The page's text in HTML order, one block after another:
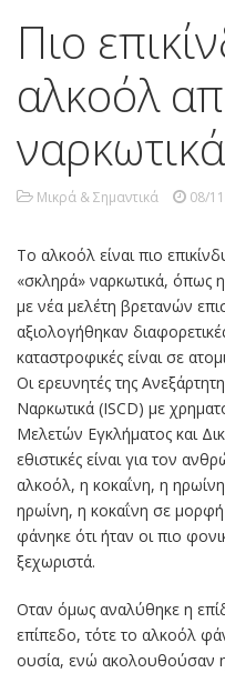
Πιο
αλκοόλ
ναρκωτικά
Μικρά & Σημαντικά 08/
Το αλκοόλ είναι πιο
«σκληρά» ναρκωτικά, όπως
με νέα μελέτη βρετανών
αξιολογήθηκαν
καταστροφικές είναι σε
Οι ερευνητές της
Ναρκωτικά (ΙSCD) με
Μελετών Εγκλήματος και
εθιστικές είναι για τον
αλκοόλ, η κοκαΐνη, η
ηρωίνη, η κοκαΐνη σε μορφή
φάνηκε ότι ήταν οι πιο
ξεχωριστά.
Οταν όμως αναλύθηκε η
επίπεδο, τότε το αλκοόλ
ουσία, ενώ ακολουθούσαν η